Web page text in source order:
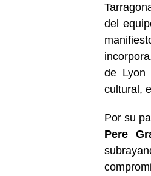
del
de Lyon
cultural,
Por su
Pere